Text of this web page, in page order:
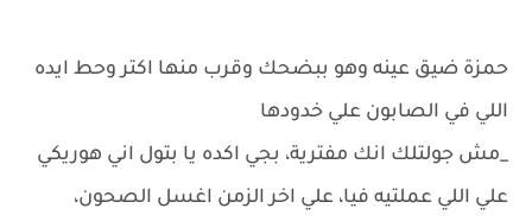
حمزة ضيق عينه وهو ببضحك وقرب منها اكتر وحط ايده
اللي في الصابون علي خدودها
_مش جولتلك انك مفترية، بجي اكده يا بتول اني هوريكي
علي اللي عملتيه فيا، علي اخر الزمن اغسل الصحون،